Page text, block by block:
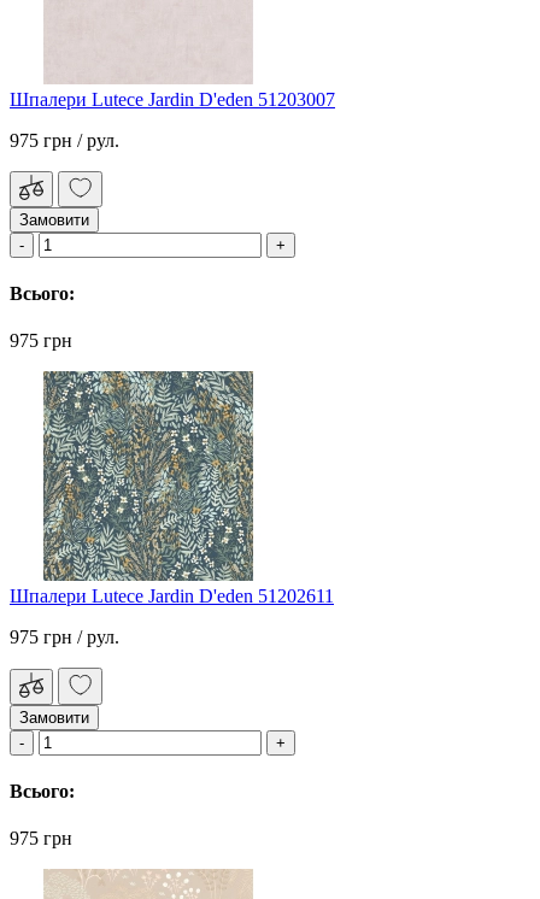
Шпалери Lutece Jardin D'eden 51203007
975 грн / рул.
Замовити
Всього:
975 грн
Шпалери Lutece Jardin D'eden 51202611
975 грн / рул.
Замовити
Всього:
975 грн